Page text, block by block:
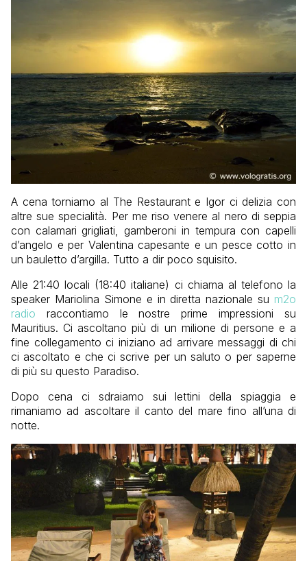
A cena torniamo al The Restaurant e Igor ci delizia con
altre sue specialità. Per me riso venere al nero di seppia
con calamari grigliati, gamberoni in tempura con capelli
d’angelo e per Valentina capesante e un pesce cotto in
un bauletto d’argilla. Tutto a dir poco squisito.
Alle 21:40 locali (18:40 italiane) ci chiama al telefono la
speaker Mariolina Simone e in diretta nazionale su m2o
radio raccontiamo le nostre prime impressioni su
Mauritius. Ci ascoltano più di un milione di persone e a
fine collegamento ci iniziano ad arrivare messaggi di chi
ci ascoltato e che ci scrive per un saluto o per saperne
di più su questo Paradiso.
Dopo cena ci sdraiamo sui lettini della spiaggia e
rimaniamo ad ascoltare il canto del mare fino all’una di
notte.